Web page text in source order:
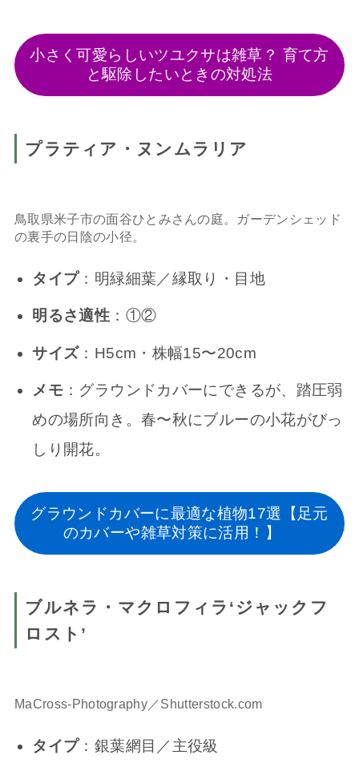
小さく可愛らしいツユクサは雑草？ 育て方
と駆除したいときの対処法
プラティア・ヌンムラリア
鳥取県米子市の面谷ひとみさんの庭。ガーデンシェッド
の裏手の日陰の小径。
タイプ：明緑細葉／縁取り・目地
明るさ適性 ：①②
サイズ：H5cm・株幅15〜20cm
メモ ：グラウンドカバーにできるが、踏圧弱
めの場所向き。春〜秋にブルーの小花がびっ
しり開花。
グラウンドカバーに最適な植物17選【足元
のカバーや雑草対策に活用！】
ブルネラ・マクロフィラ‘ジャックフ
ロスト’
MaCross-Photography／Shutterstock.com
タイプ：銀葉網目／主役級